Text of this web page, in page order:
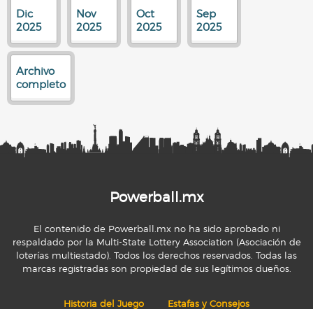
Dic
2025
Nov
2025
Oct
2025
Sep
2025
Archivo
completo
Powerball.mx
El contenido de Powerball.mx no ha sido aprobado ni
respaldado por la Multi-State Lottery Association (Asociación de
loterías multiestado). Todos los derechos reservados. Todas las
marcas registradas son propiedad de sus legítimos dueños.
Historia del Juego Estafas y Consejos